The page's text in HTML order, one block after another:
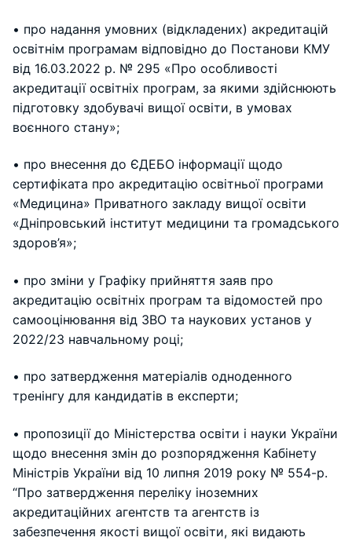
• про надання умовних (відкладених) акредитацій
освітнім програмам відповідно до Постанови КМУ
від 16.03.2022 р. № 295 «Про особливості
акредитації освітніх програм, за якими здійснюють
підготовку здобувачі вищої освіти, в умовах
воєнного стану»;
• про внесення до ЄДЕБО інформації щодо
сертифіката про акредитацію освітньої програми
«Медицина» Приватного закладу вищої освіти
«Дніпровський інститут медицини та громадського
здоров’я»;
• про зміни у Графіку прийняття заяв про
акредитацію освітніх програм та відомостей про
самооцінювання від ЗВО та наукових установ у
2022/23 навчальному році;
• про затвердження матеріалів одноденного
тренінгу для кандидатів в експерти;
• пропозиції до Міністерства освіти і науки України
щодо внесення змін до розпорядження Кабінету
Міністрів України від 10 липня 2019 року № 554-р.
“Про затвердження переліку іноземних
акредитаційних агентств та агентств із
забезпечення якості вищої освіти, які видають